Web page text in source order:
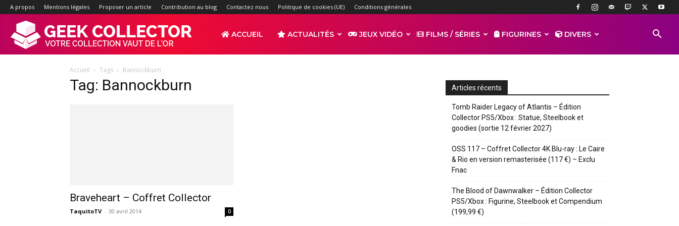
A propos Mentions légales Proposer un article Contribution au blog Contactez nous Politique de cookies (UE) Conditions générales
d'actualités
ACCUEIL ACTUALITÉS JEUX VIDÉO FILMS / SÉRIES FIGURINES DIVERS
Accueil Tags Bannockburn
Tag: Bannockburn
Braveheart – Coffret Collector
TaquitoTV - 30 avril 2014 0
Articles récents
Tomb Raider Legacy of Atlantis – Édition
Collector PS5/Xbox : Statue, Steelbook et
goodies (sortie 12 février 2027)
OSS 117 – Coffret Collector 4K Blu-ray : Le Caire
& Rio en version remasterisée (117 €) – Exclu
Fnac
The Blood of Dawnwalker – Édition Collector
PS5/Xbox : Figurine, Steelbook et Compendium
(199,99 €)